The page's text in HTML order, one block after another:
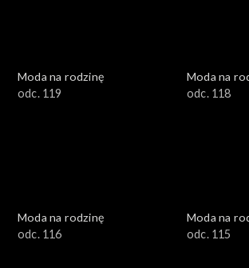
Moda na rodzinę
odc. 119
Moda na
odc. 118
Moda na rodzinę
odc. 116
Moda na
odc. 115